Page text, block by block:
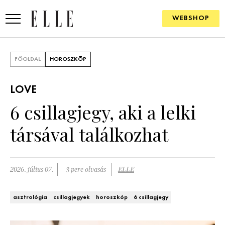
WEBSHOP
SZÉPSÉG
PSZICHÉ
ÉLETMÓD
FŐOLDAL HOROSZKÓP
LOVE
6 csillagjegy, aki a lelki
társával találkozhat
2026. július 07. 3 perc olvasás ELLE
asztrológia csillagjegyek horoszkóp 6 csillagjegy